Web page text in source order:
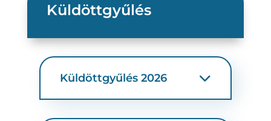
Küldöttgyűlés
Küldöttgyűlés 2026